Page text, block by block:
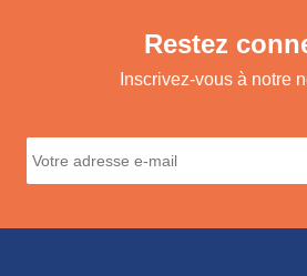
Restez
Inscrivez-vous à notre